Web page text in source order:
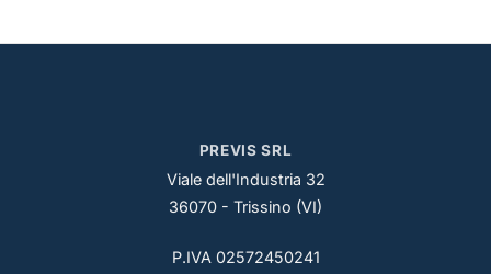
PREVIS SRL
Viale dell'Industria 32
36070 - Trissino (VI)
P.IVA 02572450241